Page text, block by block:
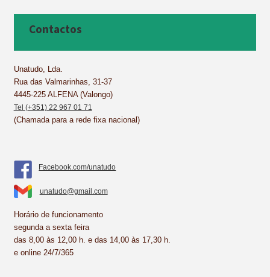
b
o
k
e
e
s
t
I
p
Contactos
Unatudo, Lda.
Rua das Valmarinhas, 31-37
4445-225 ALFENA (Valongo)
Tel (+351) 22 967 01 71
(Chamada para a rede fixa nacional)
Facebook.com/unatudo
unatudo@gmail.com
Horário de funcionamento
segunda a sexta feira
das 8,00 às 12,00 h. e das 14,00 às 17,30 h.
e online 24/7/365